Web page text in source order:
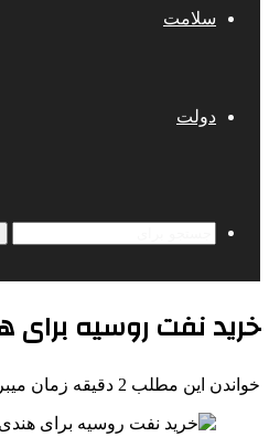
سلامت
دولت
خرید نفت روسیه
خواندن این مطلب 2 دقیقه زمان میبرد